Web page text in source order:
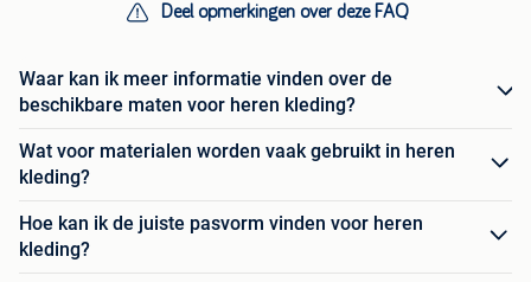
Deel opmerkingen over deze FAQ
Waar kan ik meer informatie vinden over de
beschikbare maten voor heren kleding?
Wat voor materialen worden vaak gebruikt in heren
kleding?
Hoe kan ik de juiste pasvorm vinden voor heren
kleding?